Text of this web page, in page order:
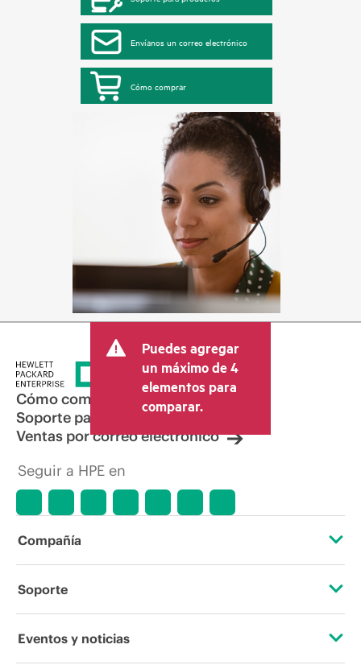
Envíanos un correo electrónico
Cómo comprar
Puedes agregar
un máximo de 4
elementos para
comparar.
Cómo comprar
Soporte para productos
Ventas por correo electrónico
Seguir a HPE en
Compañía
Acerca de HPE
Soporte
Servicios de soporte operativo
Eventos y noticias